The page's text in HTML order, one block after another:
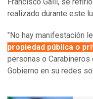
Francisco Galli, se
realizado durante este
"No hay manifestación
propiedad pública o
personas o Carabineros
Gobierno en su redes